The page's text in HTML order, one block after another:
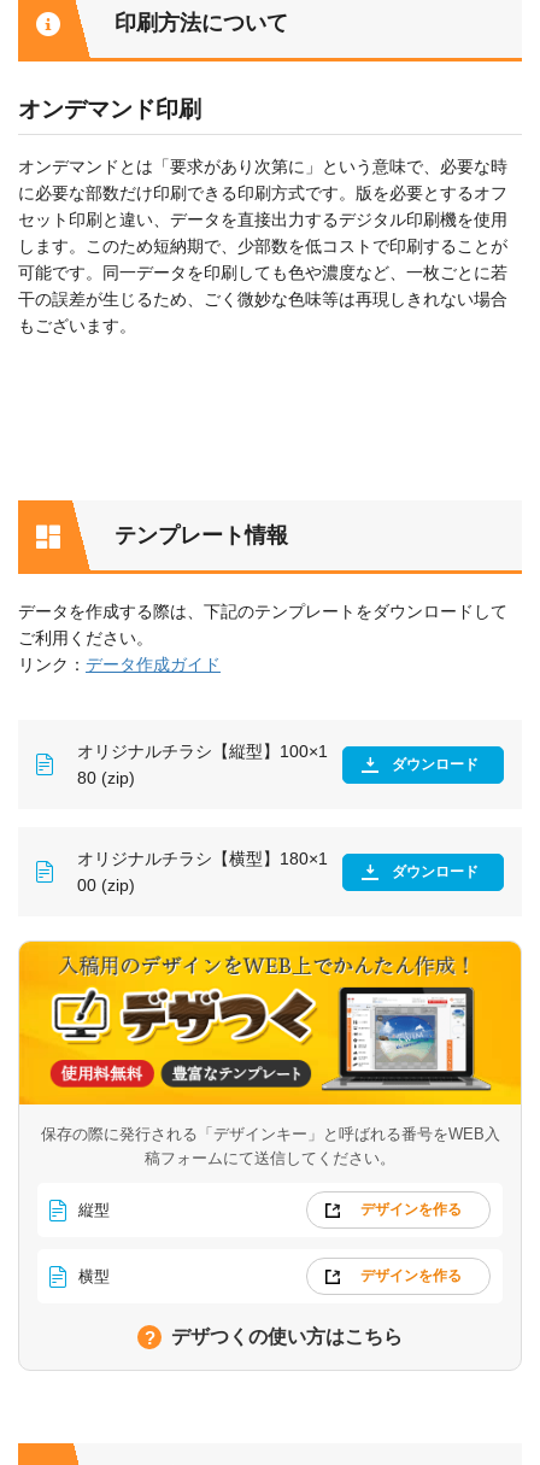
印刷方法について
オンデマンド印刷
オンデマンドとは「要求があり次第に」という意味で、必要な時
に必要な部数だけ印刷できる印刷方式です。版を必要とするオフ
セット印刷と違い、データを直接出力するデジタル印刷機を使用
します。このため短納期で、少部数を低コストで印刷することが
可能です。同一データを印刷しても色や濃度など、一枚ごとに若
干の誤差が生じるため、ごく微妙な色味等は再現しきれない場合
もございます。
テンプレート情報
データを作成する際は、下記のテンプレートをダウンロードして
ご利用ください。
リンク： データ作成ガイド
オリジナルチラシ【縦型】100×1
80 (zip)
ダウンロード
オリジナルチラシ【横型】180×1
00 (zip)
ダウンロード
保存の際に発行される「デザインキー」と呼ばれる番号をWEB入
稿フォームにて送信してください。
縦型 デザインを作る
横型 デザインを作る
デザつくの使い方はこちら